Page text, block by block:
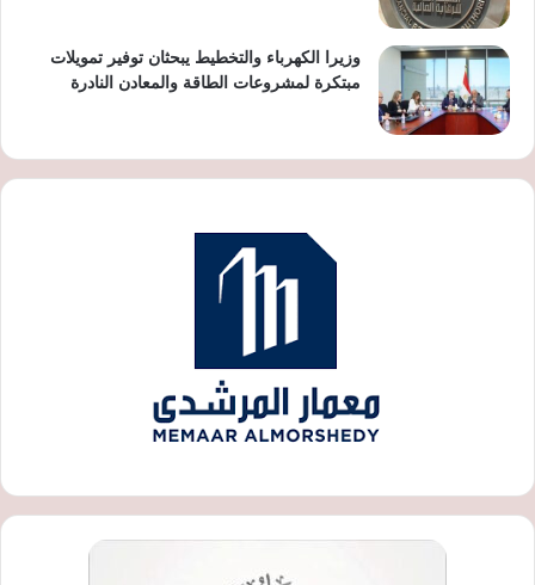
وزيرا الكهرباء والتخطيط يبحثان توفير تمويلات
مبتكرة لمشروعات الطاقة والمعادن النادرة